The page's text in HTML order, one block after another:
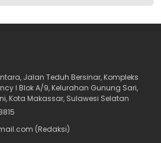
Jalan Teduh Bersinar, Kompleks
I Blok A/9, Kelurahan Gunung Sari,
Kota Makassar, Sulawesi Selatan
(Redaksi)